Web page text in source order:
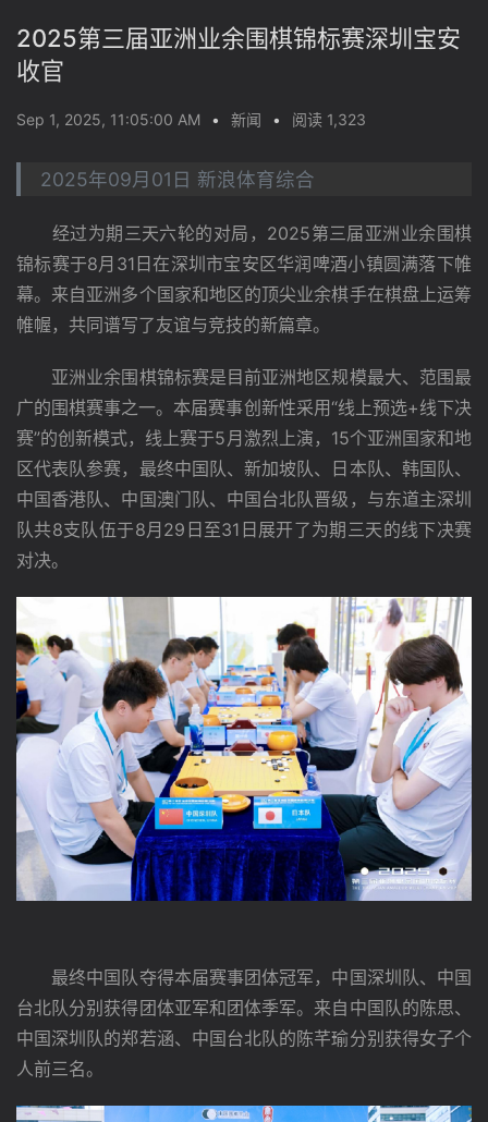
2025第三届亚洲业余围棋锦标赛深圳宝安
收官
Sep 1, 2025, 11:05:00 AM • 新闻 • 阅读 1,323
2025年09月01日 新浪体育综合
经过为期三天六轮的对局，2025第三届亚洲业余围棋
锦标赛于8月31日在深圳市宝安区华润啤酒小镇圆满落下帷
幕。来自亚洲多个国家和地区的顶尖业余棋手在棋盘上运筹
帷幄，共同谱写了友谊与竞技的新篇章。
亚洲业余围棋锦标赛是目前亚洲地区规模最大、范围最
广的围棋赛事之一。本届赛事创新性采用“线上预选+线下决
赛”的创新模式，线上赛于5月激烈上演，15个亚洲国家和地
区代表队参赛，最终中国队、新加坡队、日本队、韩国队、
中国香港队、中国澳门队、中国台北队晋级，与东道主深圳
队共8支队伍于8月29日至31日展开了为期三天的线下决赛
对决。
最终中国队夺得本届赛事团体冠军，中国深圳队、中国
台北队分别获得团体亚军和团体季军。来自中国队的陈思、
中国深圳队的郑若涵、中国台北队的陈芊瑜分别获得女子个
人前三名。